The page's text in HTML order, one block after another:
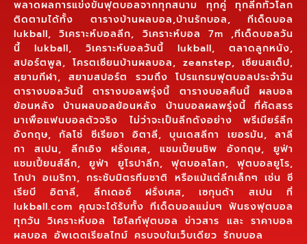
พลาดผลการแข่งขันฟุตบอลจากทุกสนาม ทุกคู่ ทุกลีกทั่วโลก
ติดตามได้ทั้ง ตารางบ้านผลบอล,บ้านรักบอล, ทีเด็ดบอล
lukball, วิเคราะห์บอลลีก, วิเคราะห์บอล 7m ,ทีเด็ดบอลวัน
นี้ lukball, วิเคราะห์บอลวันนี้ lukball, ตลาดลูกหนัง,
สปอร์ตพูล, โครตเซียนบ้านผลบอล, zeanstep, เซียนสเต็ป,
สยามกีฬา, สยามสปอร์ต รวมถึง โปรแกรมฟุตบอลประจำวัน
ตารางบอลวันนี้ ตารางบอลพรุ่งนี้ ตารางบอลคืนนี้ ผลบอล
ย้อนหลัง บ้านผลบอลย้อนหลัง บ้านบอลผลพรุ่งนี้ ที่คัดสรร
มาเพื่อแฟนบอลตัวจริง ไม่ว่าจะเป็นลีกดังอย่าง พรีเมียร์ลีก
อังกฤษ, กัลโช่ ซีเรียอา อิตาลี, บุนเดสลีกา เยอรมัน, ลาลี
กา สเปน, ลีกเอิง ฝรั่งเศส, แชมเปี้ยนชิพ อังกฤษ, ยูฟ่า
แชมเปี้ยนส์ลีก, ยูฟ่า ยูโรปาลีก, ฟุตบอลโลก, ฟุตบอลยูโร,
โกปา อเมริกา, กระชับมิตรทีมชาติ หรือแม้แต่ลีกเล็กๆ เช่น ซี
เรียบี อิตาลี, ลีกเดอซ์ ฝรั่งเศส, เซกุนด้า สเปน ที่
lukball.com คุณจะได้รับทั้ง ทีเด็ดบอลแม่นๆ ฟันธงฟุตบอล
ทุกวัน วิเคราะห์บอล ไฮไลท์ฟุตบอล ข่าวสาร และ ราคาบอล
ผลบอล อัพเดตเรียลไทม์ ครบจบในเว็บเดียว รักบบอล